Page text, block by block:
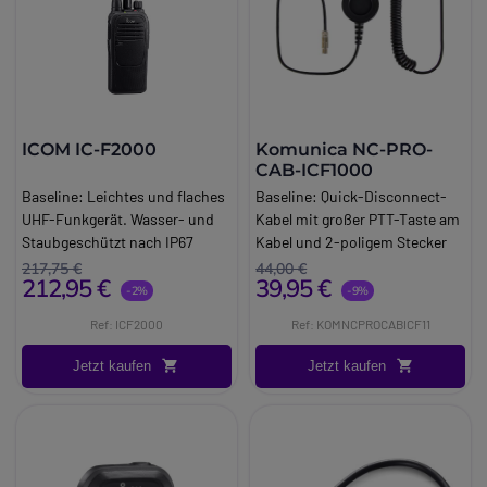
ICOM IC-F2000
Baseline: Leichtes und flaches
UHF-Funkgerät. Wasser- und
Staubgeschützt nach IP67
Brand:Icom
Info:Lizenzpfichtig UHF
217,75 €
212,95 € -2%
Ref: ICF2000
Jetzt kaufen
Komunica NC-PRO-
CAB-ICF1000
Baseline:Quick-Disconnect-
Kabel mit großer PTT-Taste am
Kabel und 2-poligem Stecker
für Icom ICF-1000, ideal für
Headsets der NC-PRO-Serie.
Long_description:
Kommunikation NC-PRO-CAB-
IC-F21, IC-F14, IC-F14S, IC-
44,00 €
39,95 € -9%
Ref: KOMNCPROCABICF11
Jetzt kaufen